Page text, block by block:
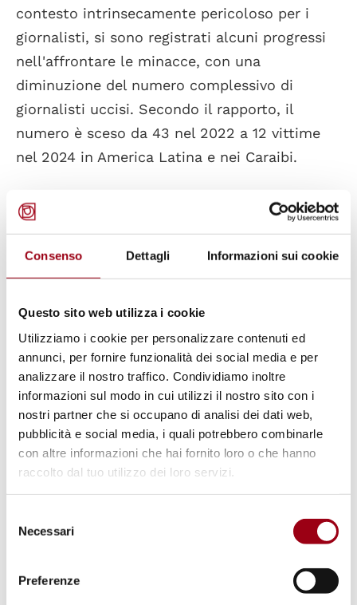
Consenso Dettagli Informazioni sui cookie
Questo sito web utilizza i cookie
Utilizziamo i cookie per personalizzare contenuti ed
annunci, per fornire funzionalità dei social media e per
analizzare il nostro traffico. Condividiamo inoltre
informazioni sul modo in cui utilizzi il nostro sito con i
nostri partner che si occupano di analisi dei dati web,
pubblicità e social media, i quali potrebbero combinarle
con altre informazioni che hai fornito loro o che hanno
raccolto dal tuo utilizzo dei loro servizi.
delNecessari
Preferenze
contesto intrinsecamente pericoloso per i
giornalisti, si sono registrati alcuni progressi
nell'affrontare le minacce, con una
diminuzione del numero complessivo di
giornalisti uccisi. Secondo il rapporto, il
numero è sceso da 43 nel 2022 a 12 vittime
nel 2024 in America Latina e nei Caraibi.
D'altra parte, negli ultimi 5 anni si è registrato
contro i professionisti che si occupano di
tematiche ambientali, il che sottolinea la
panorama dei media. Inoltre, le minacce
fisiche non sono le uniche sfide che i
giornalisti devono affrontare. Sono stati
denunciati numerosi casi di pressioni
finanziarie e legali.
Oltre al suo continuo impegno per
promuovere e difendere la libertà di stampa,
l'UNESCO esorta la comunità internazionale
ad intraprendere azioni concrete per istituire